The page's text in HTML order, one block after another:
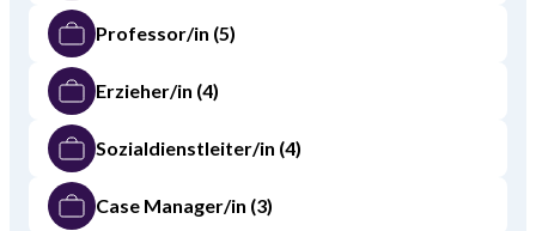
Professor/in (5)
Erzieher/in (4)
Sozialdienstleiter/in (4)
Case Manager/in (3)